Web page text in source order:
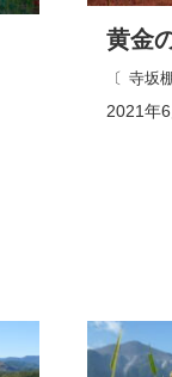
2021年
寺坂
黄金